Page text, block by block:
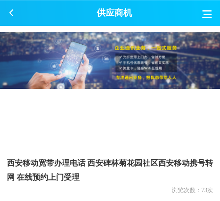
供应商机
西安移动宽带办理电话 西安碑林菊花园社区西安移动携号转
网 在线预约上门受理
浏览次数： 73次